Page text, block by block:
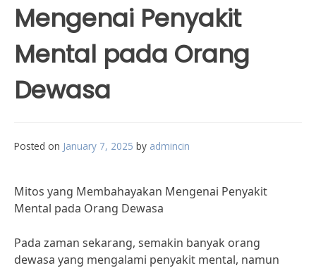
Mengenai Penyakit
Mental pada Orang
Dewasa
Posted on January 7, 2025 by admincin
Mitos yang Membahayakan Mengenai Penyakit
Mental pada Orang Dewasa
Pada zaman sekarang, semakin banyak orang
dewasa yang mengalami penyakit mental, namun